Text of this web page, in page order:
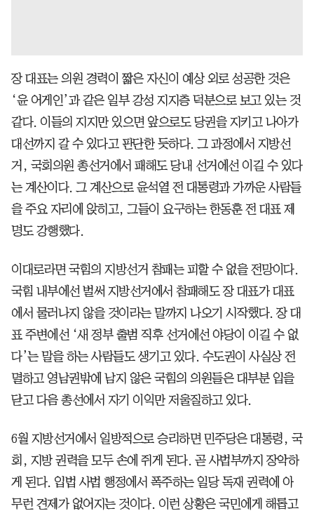
장 대표는 의원 경력이 짧은 자신이 예상 외로 성공한 것은
‘윤 어게인’과 같은 일부 강성 지지층 덕분으로 보고 있는 것
같다. 이들의 지지만 있으면 앞으로도 당권을 지키고 나아가
대선까지 갈 수 있다고 판단한 듯하다. 그 과정에서 지방선
거, 국회의원 총선거에서 패해도 당내 선거에선 이길 수 있다
는 계산이다. 그 계산으로 윤석열 전 대통령과 가까운 사람들
을 주요 자리에 앉히고, 그들이 요구하는 한동훈 전 대표 제
명도 강행했다.
이대로라면 국힘의 지방선거 참패는 피할 수 없을 전망이다.
국힘 내부에선 벌써 지방선거에서 참패해도 장 대표가 대표
에서 물러나지 않을 것이라는 말까지 나오기 시작했다. 장 대
표 주변에선 ‘새 정부 출범 직후 선거에선 야당이 이길 수 없
다’는 말을 하는 사람들도 생기고 있다. 수도권이 사실상 전
멸하고 영남권밖에 남지 않은 국힘의 의원들은 대부분 입을
닫고 다음 총선에서 자기 이익만 저울질하고 있다.
6월 지방선거에서 일방적으로 승리하면 민주당은 대통령, 국
회, 지방 권력을 모두 손에 쥐게 된다. 곧 사법부까지 장악하
게 된다. 입법 사법 행정에서 폭주하는 일당 독재 권력에 아
무런 견제가 없어지는 것이다. 이런 상황은 국민에게 해롭고